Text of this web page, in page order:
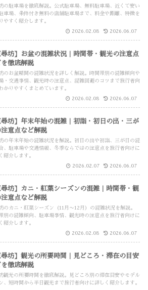
の駐車場を徹底解説。公式駐車場、無料駐車場、近くて安い
車場、条件付き無料の店舗駐車場まで、料金や距離、特徴を
やすく紹介します。
2026.02.08 2026.06.07
尋坊】お盆の混雑状況｜時間帯・観光の注意点
を徹底解説
のお盆期間の混雑状況を詳しく解説。時間帯別の混雑傾向や
・交通事情、観光時の注意点、混雑回避のコツまで旅行者向
かりやすくまとめています。
2026.02.08 2026.06.07
尋坊】年末年始の混雑｜初詣・初日の出・三が
注意点など解説
の年末年始の混雑状況を解説。初日の出や初詣、三が日の混
、駐車場や交通情報、冬季ならではの注意点を旅行者向けに
紹介します。
2026.02.07 2026.06.07
尋坊】カニ・紅葉シーズンの混雑｜時間帯・観
注意点など解説
のカニ・紅葉シーズン（11月〜12月）の混雑状況を解説。
別の混雑傾向、駐車場事情、観光時の注意点を旅行者向けに
紹介します。
2026.02.08 2026.06.07
尋坊】観光の所要時間｜見どころ・滞在の目安
を徹底解説
観光の所要時間を徹底解説。見どころ別の滞在目安やモデル
、短時間から半日観光まで旅行者向けに詳しく紹介します。